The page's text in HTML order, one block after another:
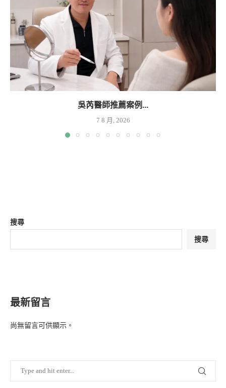
吳芮醫師推薦案例...
7 8 月, 2026
搜尋
搜尋
最新留言
尚無留言可供顯示。